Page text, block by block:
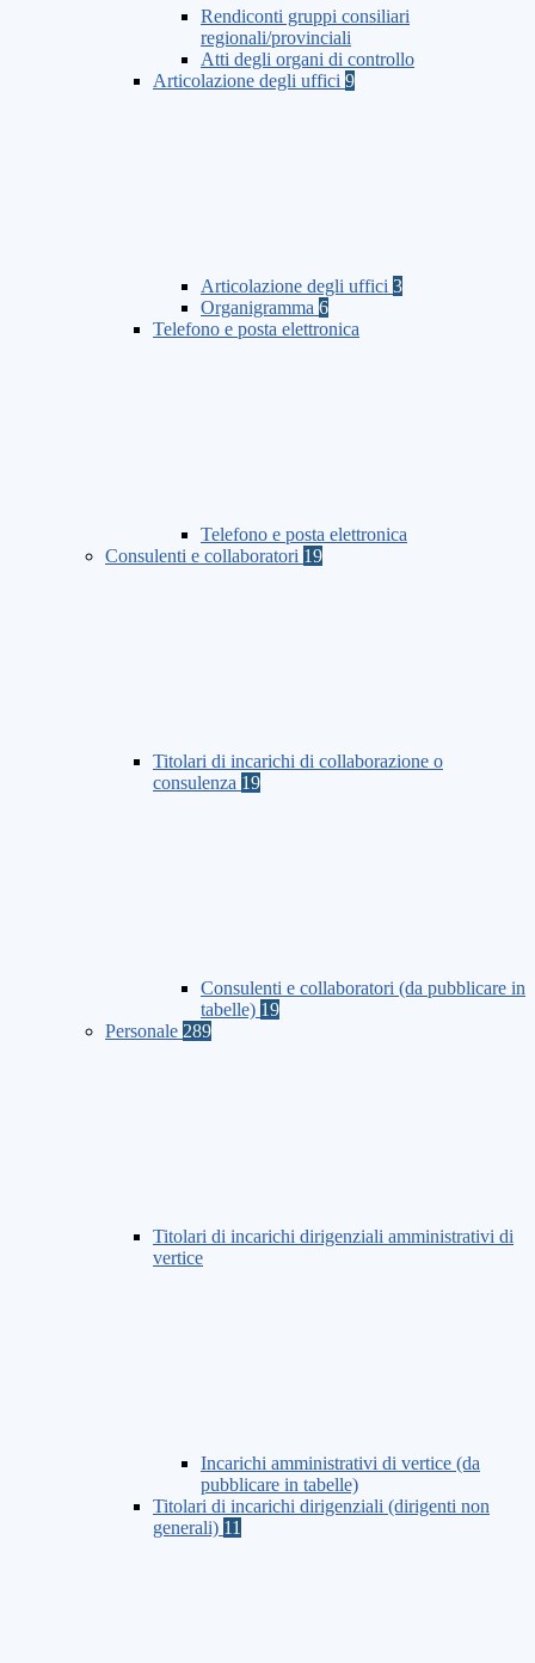
Rendiconti gruppi consiliari
regionali/provinciali
Atti degli organi di controllo
Articolazione degli uffici 9
Articolazione degli uffici 3
Organigramma 6
Telefono e posta elettronica
Telefono e posta elettronica
Consulenti e collaboratori 19
Titolari di incarichi di collaborazione o
consulenza 19
Consulenti e collaboratori (da pubblicare in
tabelle) 19
Personale 289
Titolari di incarichi dirigenziali amministrativi di
vertice
Incarichi amministrativi di vertice (da
pubblicare in tabelle)
Titolari di incarichi dirigenziali (dirigenti non
generali) 11